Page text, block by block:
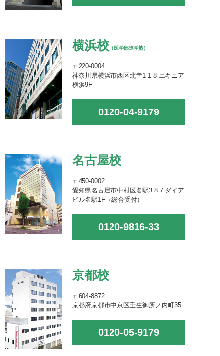
横浜校 （医学部進学塾）
〒220-0004
神奈川県横浜市西区北幸1-1-8 エキニア
横浜9F
0120-04-9179
名古屋校
〒450-0002
愛知県名古屋市中村区名駅3-8-7 ダイア
ビル名駅1F（総合受付）
0120-9816-33
京都校
〒604-8872
京都府京都市中京区壬生御所ノ内町35
0120-05-9179